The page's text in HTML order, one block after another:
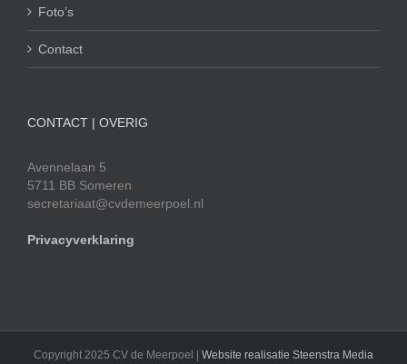
Foto’s
Contact
CONTACT | OVERIG
Avennelaan 5
5711 BB Someren
secretariaat@cvdemeerpoel.nl
Privacyverklaring
Copyright 2025 CV de Meerpoel | Website realisatie Steenstra Media